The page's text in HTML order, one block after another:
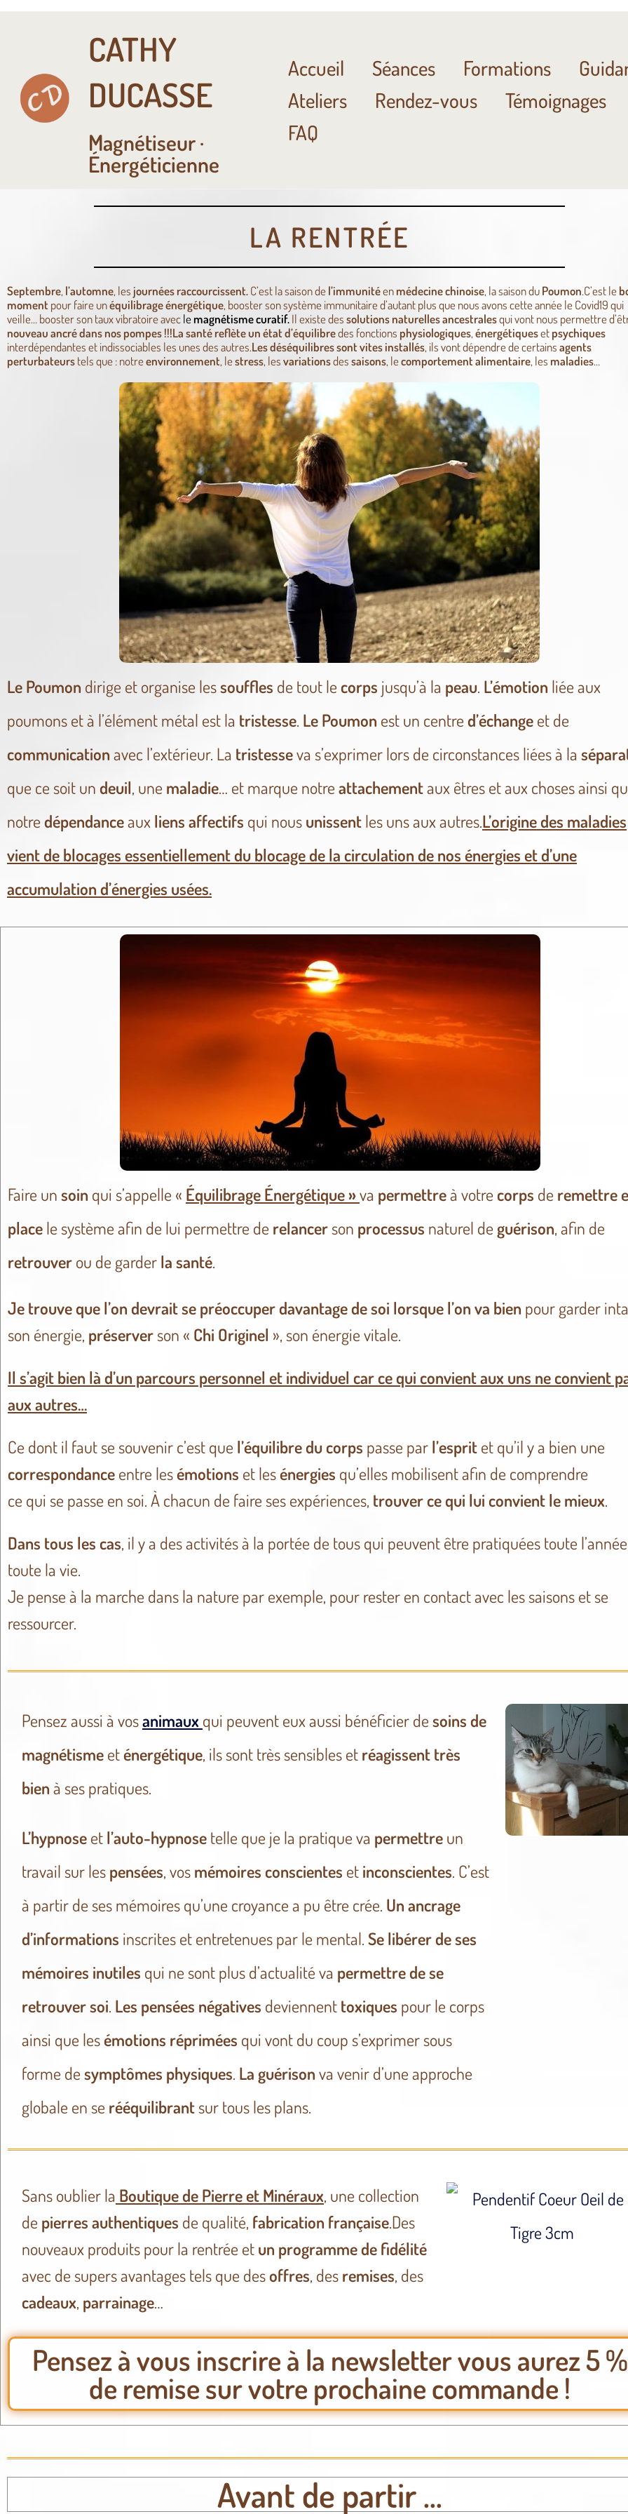
CATHY
DUCASSE
Magnétiseur ·
Énergéticienne
Accueil Séances Formations
Ateliers
Rendez-vous
Témoignages
FAQ
LA RENTRÉE
Septembre, l’automne, les journéesraccourcissent.C’est la saison del’immunitéenmédecine chinoise, la saison duPoumon.C’est le
momentpour faire unéquilibrageénergétique, booster son système immunitaire d’autant plus que nous avons cette année le Covid19 qui
veille… booster son taux vibratoire aveclemagnétisme curatif.Il existe dessolutions naturellesancestralesqui vont nous permettre
nouveau ancré dans nos pompes!!!La santé reflète un état d’équilibredes fonctions physiologiques,énergétiquesetpsychiques
interdépendantes et indissociables les unes des autres.Les déséquilibres sont vites installés, ils vont dépendre de certainsagents
perturbateurstels que : notreenvironnement, lestress, lesvariationsdessaisons, lecomportementalimentaire, les maladies…
Le Poumon dirige et organise lessouffles de tout le corps jusqu’à la peau. L’émotion liée aux
poumons et à l’élément métal est la tristesse. Le Poumon est un centred’échangeet de
communicationavec l’extérieur. La tristesseva s’exprimer lors de circonstances liées à la
que ce soit un deuil, une maladie… et marque notreattachementaux êtres et aux choses ainsi
notre dépendanceaux liens affectifs qui nousunissentles uns aux autres.L’origine des maladies
vient de blocages essentiellement du blocage de la circulation de nos énergies et d’une
accumulation d’énergies usées.
Faire unsoin qui s’appelle « Équilibrage Énergétique »va permettreà votre corps de remettre
placele système afin de lui permettre de relancerson processus naturel de guérison, afin de
retrouverou de garderla santé.
Je trouve que l’on devrait se préoccuper davantage de soi lorsque l’on va bien pour garder
son énergie, préserverson « Chi Originel », son énergie vitale.
Il s’agit bien là d’un parcours personnel et individuel car ce qui convient aux uns ne convient
aux autres…
Ce dont il faut se souvenir c’est que l’équilibre du corps passe parl’espritet qu’il y a bien une
correspondanceentre lesémotions et lesénergies qu’elles mobilisent afin de comprendre
ce qui se passe en soi. À chacun de faire ses expériences, trouver ce qui lui convient le mieux.
Dans tous les cas, il y a des activités à la portée de tous qui peuvent être pratiquées toute
toute la vie.
Je pense à la marche dans la nature par exemple, pour rester en contact avec les saisons et se
ressourcer.
Pensez aussi à vosanimaux qui peuvent eux aussi bénéficier desoins de
magnétismeeténergétique, ils sont très sensibles etréagissent très
bienà ses pratiques.
L’hypnoseetl’auto-hypnosetelle que je la pratique va permettreun
travail sur lespensées, vosmémoires conscientes etinconscientes. C’est
à partir de ses mémoires qu’une croyance a pu être crée. Un ancrage
d’informations inscrites et entretenues par le mental.Se libérer de ses
mémoires inutiles qui ne sont plus d’actualité va permettre de se
retrouver soi. Les pensées négatives deviennenttoxiques pour le corps
ainsi que lesémotions réprimées qui vont du coup s’exprimer sous
forme desymptômes physiques. La guérisonva venir d’une approche
globale en se rééquilibrantsur tous les plans.
Sans oublier la Boutique de Pierre et Minéraux, une collection
de pierresauthentiques de qualité, fabrication française.Des
nouveaux produits pour la rentrée etun programme de fidélité
avec de supers avantages tels que desoffres, desremises, des
cadeaux, parrainage…
Pensez à vous inscrire à la newsletter vous aurez 5 %
de remise sur votre prochaine commande !
Avant de partir ...